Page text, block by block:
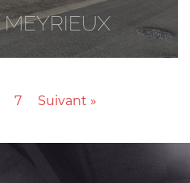
7 Suivant »